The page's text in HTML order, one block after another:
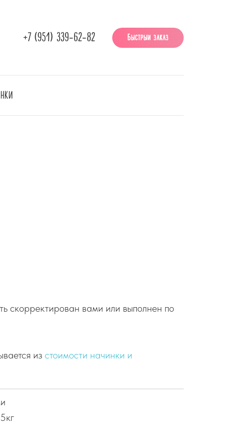
+7 (951) 339-62-82 Быстрый заказ
скорректирован вами или выполнен по
из стоимости начинки и